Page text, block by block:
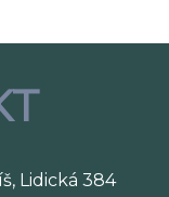
Lidická 384